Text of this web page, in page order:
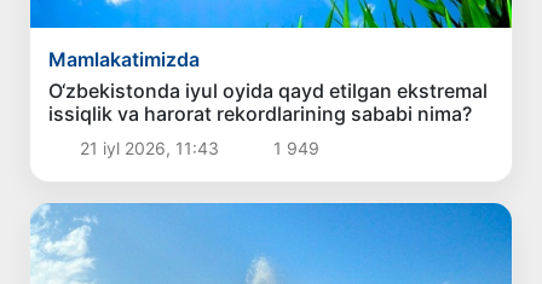
Mamlakatimizda
O‘zbekistonda iyul oyida qayd etilgan ekstremal
issiqlik va harorat rekordlarining sababi nima?
21 iyl 2026, 11:43 1 949